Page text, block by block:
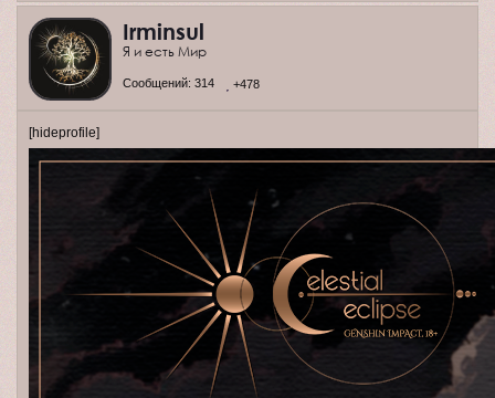
Irminsul
Я и есть Мир
Сообщений: 314 +478
[hideprofile]